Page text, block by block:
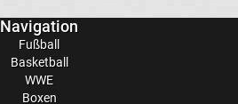
Navigation
Fußball
Basketball
WWE
Boxen